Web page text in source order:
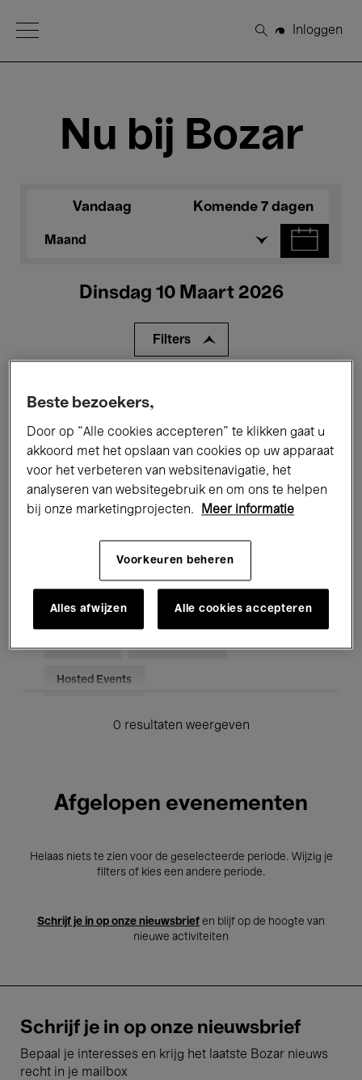
Open Menu
Zoeken
Inloggen
Nu bij Bozar
Vandaag Komende 7 dagen
Maand
Dinsdag 10 Maart 2026
Filters
Tentoonstellingen Films
Performances Lezingen & Debatten
Jazz Klassieke Muziek Global Music
Elektronische Muziek
Voor iedereen Kids’ Palace
Hosted Events
0 resultaten weergeven
Afgelopen evenementen
Helaas niets te zien voor de geselecteerde periode. Wijzig je
filters of kies een andere periode.
Schrijf je in op onze nieuwsbrief en blijf op de hoogte van
nieuwe activiteiten
Schrijf je in op onze nieuwsbrief
Bepaal je interesses en krijg het laatste Bozar nieuws
recht in je mailbox
Beste bezoekers,
Door op “Alle cookies accepteren” te klikken gaat u
akkoord met het opslaan van cookies op uw apparaat
voor het verbeteren van websitenavigatie, het
analyseren van websitegebruik en om ons te helpen
bij onze marketingprojecten.
Meer informatie
Voorkeuren beheren
Alles afwijzen Alle cookies accepteren